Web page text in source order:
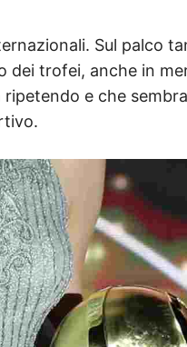
Sul palco
trofei, anche in
e che